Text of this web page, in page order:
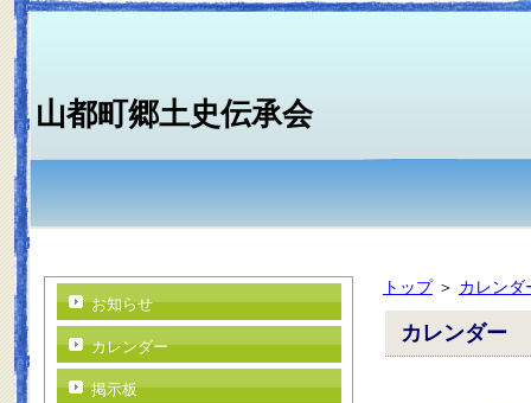
山都町郷土史伝承会
トップ＞ カレンダ
カレンダー
お知らせ
カレンダー
掲示板